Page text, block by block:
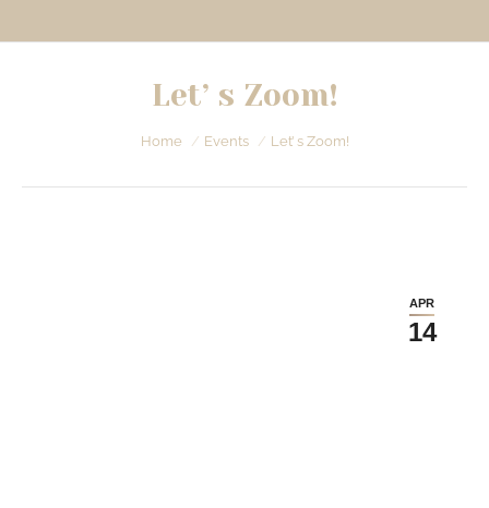
Let’ s Zoom!
Je bent hier:
Home Events Let’ s Zoom!
APR
14